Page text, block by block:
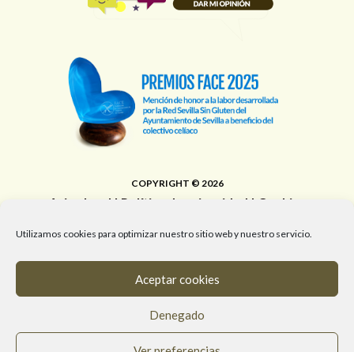
Utilizamos cookies para optimizar nuestro sitio web y nuestro servicio.
Aceptar cookies
Denegado
COPYRIGHT © 2026
Aviso legal| Política de privacidad | Cookies
T. 955 472 903 / M. 682 058 961 / #RedSevillaSinGluten
info@redsevillasingluten.org/